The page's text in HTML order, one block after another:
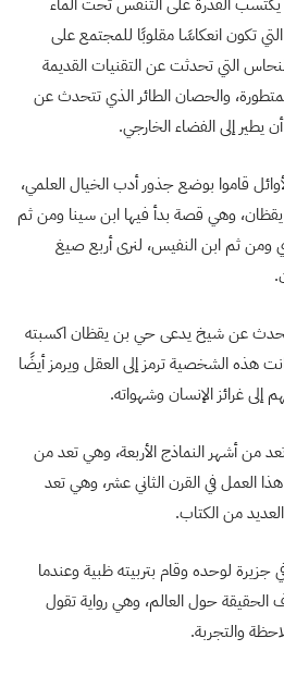
تكون انعكاسًا مقلوبًا للمجتمع على
التي تحدثت عن التقنيات القديمة
والحصان الطائر الذي تتحدث عن
يطير إلى الفضاء الخارجي.
قاموا بوضع جذور أدب الخيال العلمي،
وهي قصة بدأ فيها ابن سينا ومن ثم
ومن ثم ابن النفيس، لنرى أربع صيغ
تتحدث عن شيخ يدعى حي بن يقظان اكسبته
هذه الشخصية ترمز إلى العقل ويرمز أيضًا
غرائز الإنسان وشهواته.
من أشهر النماذج الأربعة، وهي تعد من
العمل في القرن الثاني عشر، وهي تعد
العديد من الكتاب.
لوحده وقام بتربيته ظبية وعندما
الحقيقة حول العالم، وهي رواية تقول
والتجربة.